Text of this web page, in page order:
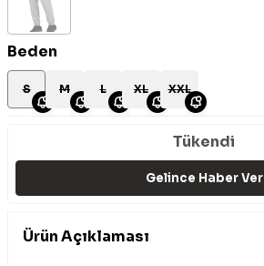
Beden
S M L XL XXL
Tükendi
Gelince Haber Ver
Ürün Açıklaması